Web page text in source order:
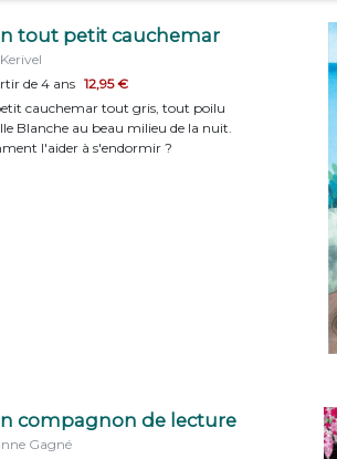
tout petit cauchemar
de 4 ans 12,95 €
cauchemar tout gris, tout poilu
Blanche au beau milieu de la nuit.
l'aider à s'endormir ?
compagnon de lecture
Gagné